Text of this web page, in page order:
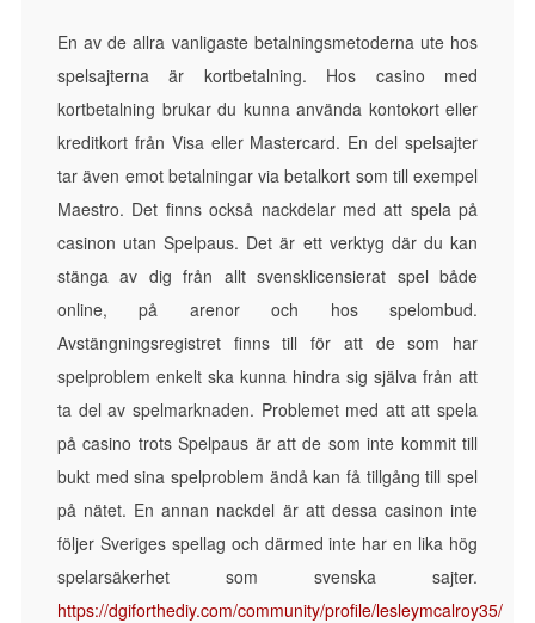
En av de allra vanligaste betalningsmetoderna ute hos
spelsajterna är kortbetalning. Hos casino med
kortbetalning brukar du kunna använda kontokort eller
kreditkort från Visa eller Mastercard. En del spelsajter
tar även emot betalningar via betalkort som till exempel
Maestro. Det finns också nackdelar med att spela på
casinon utan Spelpaus. Det är ett verktyg där du kan
stänga av dig från allt svensklicensierat spel både
online, på arenor och hos spelombud.
Avstängningsregistret finns till för att de som har
spelproblem enkelt ska kunna hindra sig själva från att
ta del av spelmarknaden. Problemet med att att spela
på casino trots Spelpaus är att de som inte kommit till
bukt med sina spelproblem ändå kan få tillgång till spel
på nätet. En annan nackdel är att dessa casinon inte
följer Sveriges spellag och därmed inte har en lika hög
spelarsäkerhet som svenska sajter.
https://dgiforthediy.com/community/profile/lesleymcalroy35/